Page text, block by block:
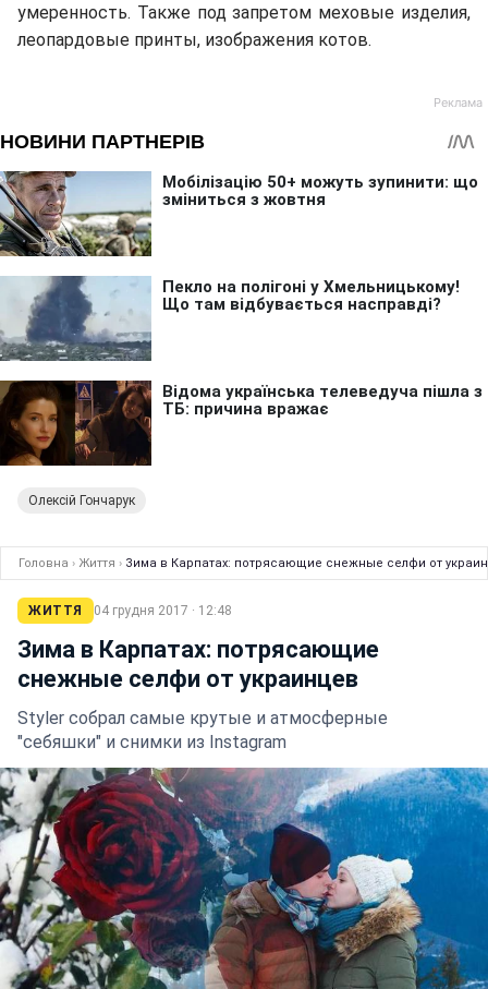
умеренность. Также под запретом меховые изделия,
леопардовые принты, изображения котов.
Олексій Гончарук
Головна › Життя › Зима в Карпатах: потрясающие снежные селфи от
ЖИТТЯ 04 грудня 2017 · 12:48
Зима в Карпатах: потрясающие
снежные селфи от украинцев
Styler собрал самые крутые и атмосферные
"себяшки" и снимки из Instagram